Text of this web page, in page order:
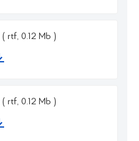
( rtf, 0.12 Mb )
( rtf, 0.12 Mb )